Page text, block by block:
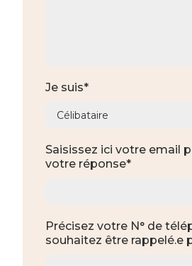
Je suis*
Saisissez ici votre email
votre réponse*
Précisez votre N° de
souhaitez être rappelé.e